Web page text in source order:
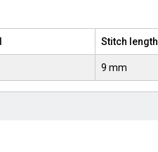
Stitch length
9 mm